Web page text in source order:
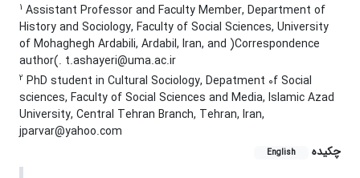
1 Assistant Professor and Faculty Member, Department of
History and Sociology, Faculty of Social Sciences, University
of Mohaghegh Ardabili, Ardabil, Iran, and )Correspondence
author(. t.ashayeri@uma.ac.ir
2 PhD student in Cultural Sociology, Depatment 0f Social
sciences, Faculty of Social Sciences and Media, Islamic Azad
University, Central Tehran Branch, Tehran, Iran,
jparvar@yahoo.com
چکیده
English